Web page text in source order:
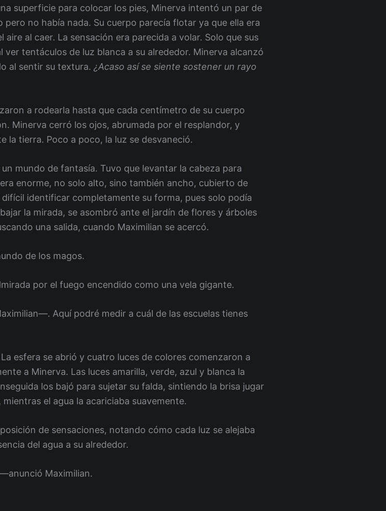
superficie para colocar los pies, Minerva intentó un par de
pero no había nada. Su cuerpo parecía flotar ya que ella era
al caer. La sensación era parecida a volar. Solo que sus
tentáculos de luz blanca a su alrededor. Minerva alcanzó
al sentir su textura. ¿Acaso así se siente sostener un rayo
a rodearla hasta que cada centímetro de su cuerpo
Minerva cerró los ojos, abrumada por el resplandor, y
la tierra. Poco a poco, la luz se desvaneció.
mundo de fantasía. Tuvo que levantar la cabeza para
enorme, no solo alto, sino también ancho, cubierto de
identificar completamente su forma, pues solo podía
la mirada, se asombró ante el jardín de flores y árboles
una salida, cuando Maximilian se acercó.
de los magos.
por el fuego encendido como una vela gigante.
Aquí podré medir a cuál de las escuelas tienes
esfera se abrió y cuatro luces de colores comenzaron a
a Minerva. Las luces amarilla, verde, azul y blanca la
los bajó para sujetar su falda, sintiendo la brisa jugar
el agua la acariciaba suavemente.
de sensaciones, notando cómo cada luz se alejaba
del agua a su alrededor.
Maximilian.